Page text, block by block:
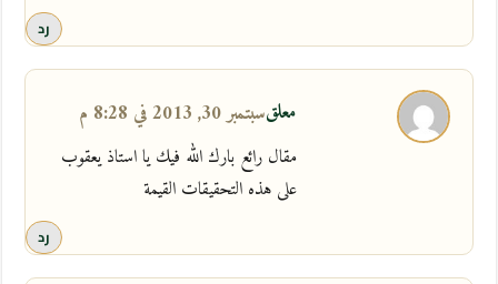
رد
معلقسبتمبر 30, 2013 في 8:28 م
مقال رائع بارك الله فيك يا استاذ يعقوب
على هذه التحقيقات القيمة
رد